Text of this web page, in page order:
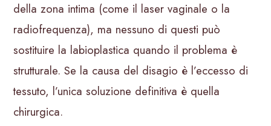
della zona intima (come il laser vaginale o la
radiofrequenza), ma nessuno di questi può
sostituire la labioplastica quando il problema è
strutturale. Se la causa del disagio è l’eccesso di
tessuto, l’unica soluzione definitiva è quella
chirurgica.